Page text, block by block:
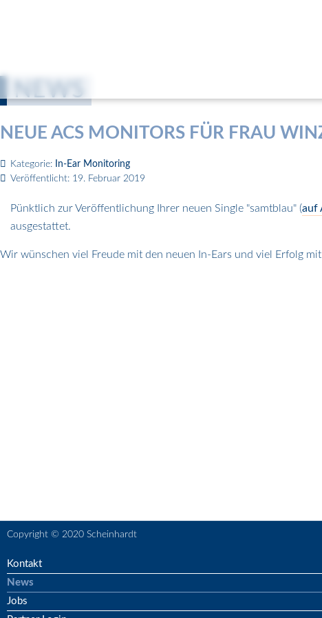
NEWS
NEUE ACS MONITORS FÜR FRAU
Kategorie: In-Ear Monitoring
Veröffentlicht: 19. Februar 2019
Pünktlich zur Veröffentlichung Ihrer neuen Single "samtblau" (auf
ausgestattet.
Wir wünschen viel Freude mit den neuen In-Ears und viel Erfolg
Copyright © 2020 Scheinhardt
Kontakt
News
Jobs